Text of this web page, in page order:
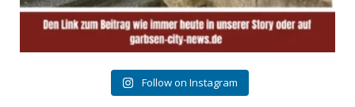
Follow on Instagram